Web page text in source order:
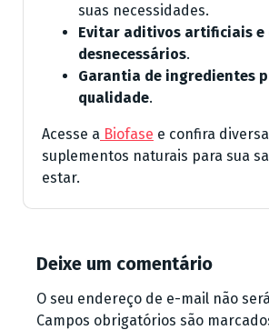
suas necessidades.
Evitar aditivos artificiais e
desnecessários.
Garantia de ingredientes
qualidade.
Acesse a Biofase e confira
suplementos naturais para sua
estar.
Deixe um comentário
O seu endereço de e-mail não
Campos obrigatórios são